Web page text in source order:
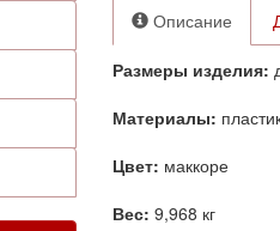
Описание
Размеры изделия:
Материалы:
Цвет: маккоре
Вес: 9,968 кг